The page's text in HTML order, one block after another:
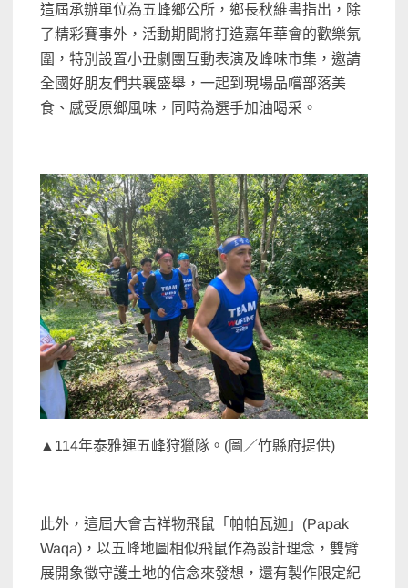
這屆承辦單位為五峰鄉公所，鄉長秋維書指出，除
了精彩賽事外，活動期間將打造嘉年華會的歡樂氛
圍，特別設置小丑劇團互動表演及峰味市集，邀請
全國好朋友們共襄盛舉，一起到現場品嚐部落美
食、感受原鄉風味，同時為選手加油喝采。
▲114年泰雅運五峰狩獵隊。(圖／竹縣府提供)
此外，這屆大會吉祥物飛鼠「帕帕瓦迦」(Papak
Waqa)，以五峰地圖相似飛鼠作為設計理念，雙臂
展開象徵守護土地的信念來發想，還有製作限定紀